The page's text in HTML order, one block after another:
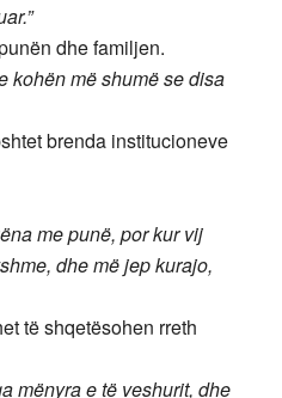
dhe familjen.
kohën më shumë se disa
brenda institucioneve
me punë, por kur vij
dhe më jep kurajo,
të shqetësohen rreth
mënyra e të veshurit, dhe